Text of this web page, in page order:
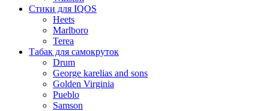
Стики для IQOS
Heets
Marlboro
Terea
Табак для самокруток
Drum
George karelias and sons
Golden Virginia
Pueblo
Samson